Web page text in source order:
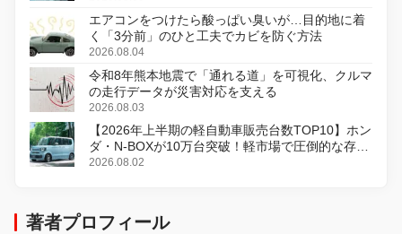
エアコンをつけたら酸っぱい臭いが…目的地に着
く「3分前」のひと工夫でカビを防ぐ方法
2026.08.04
令和8年熊本地震で「通れる道」を可視化、クルマ
の走行データが災害対応を支える
2026.08.03
【2026年上半期の軽自動車販売台数TOP10】ホン
ダ・N-BOXが10万台突破！軽市場で圧倒的な存在
感
2026.08.02
著者プロフィール